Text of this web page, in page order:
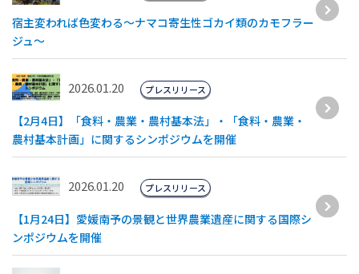
宿主変われば色変わる～ナマコ寄生性ゴカイ類のカモフラー
ジュ～
2026.01.20
【2月4日】「食料・農業・農村基本法」・「食料・農業・
農村基本計画」に関するシンポジウムを開催
プレスリリース
2026.01.20
【1月24日】愛媛南予の景観と世界農業遺産に関する国際シ
ンポジウムを開催
プレスリリース